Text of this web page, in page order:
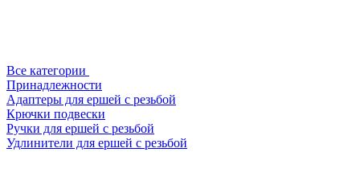
Все категории
Принадлежности
Адаптеры для ершей с резьбой
Крючки подвески
Ручки для ершей с резьбой
Удлинители для ершей с резьбой